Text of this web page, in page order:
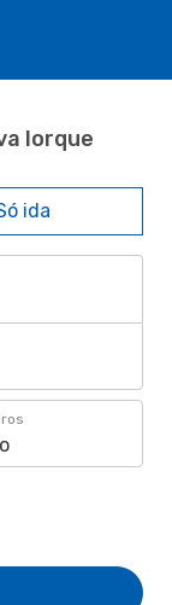
Iorque
ida